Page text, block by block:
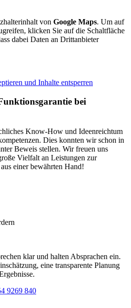
von Google Maps. Um auf
klicken Sie auf die Schaltfläche
dabei Daten an Drittanbieter
und Inhalte entsperren
bei
Know-How und Ideenreichtum
Dies konnten wir schon in
Beweis stellen. Wir freuen uns
Vielfalt an Leistungen zur
einer bewährten Hand!
klar und halten Absprachen ein.
eine transparente Planung
9269 840